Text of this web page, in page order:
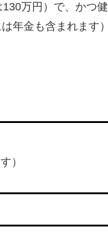
万円）で、かつ健
年金も含まれます）
）